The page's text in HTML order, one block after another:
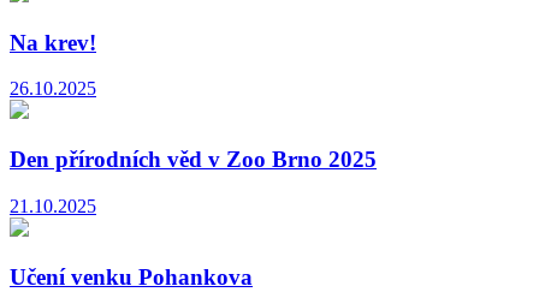
Na krev!
26.10.2025
Den přírodních věd v Zoo Brno 2025
21.10.2025
Učení venku Pohankova